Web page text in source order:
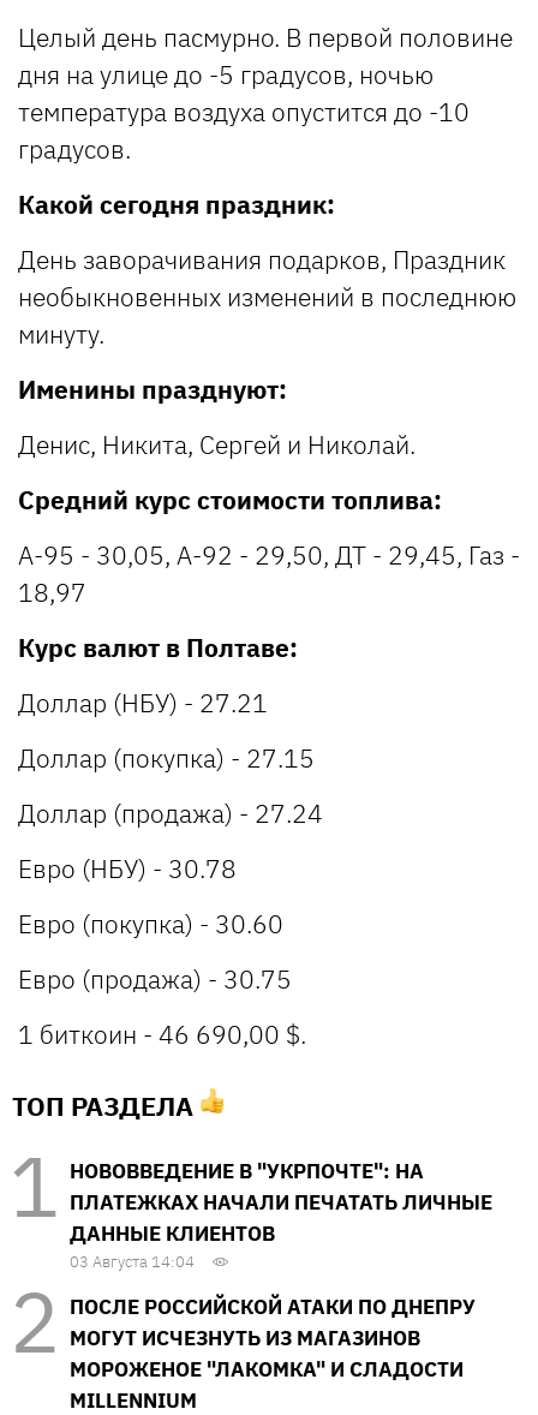
Целый день пасмурно. В первой половине
дня на улице до -5 градусов, ночью
температура воздуха опустится до -10
градусов.
Какой сегодня праздник:
День заворачивания подарков, Праздник
необыкновенных изменений в последнюю
минуту.
Именины празднуют:
Денис, Никита, Сергей и Николай.
Средний курс стоимости топлива:
А-95 - 30,05, А-92 - 29,50, ДТ - 29,45, Газ -
18,97
Курс валют в Полтаве:
Доллар (НБУ) - 27.21
Доллар (покупка) - 27.15
Доллар (продажа) - 27.24
Евро (НБУ) - 30.78
Евро (покупка) - 30.60
Евро (продажа) - 30.75
1 биткоин - 46 690,00 $.
ТОП РАЗДЕЛА
НОВОВВЕДЕНИЕ В "УКРПОЧТЕ": НА
ПЛАТЕЖКАХ НАЧАЛИ ПЕЧАТАТЬ ЛИЧНЫЕ
ДАННЫЕ КЛИЕНТОВ
03 Августа 14:04
ПОСЛЕ РОССИЙСКОЙ АТАКИ ПО ДНЕПРУ
МОГУТ ИСЧЕЗНУТЬ ИЗ МАГАЗИНОВ
МОРОЖЕНОЕ "ЛАКОМКА" И СЛАДОСТИ
MILLENNIUM